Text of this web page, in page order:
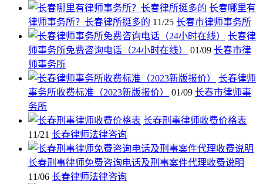
长春哪里有
律师事务所？长春律所挺多的 11/25 长春市律师事务所
长春律
师事务所免费咨询电话（24小时在线）
01/09 长春市律
师事务所
长春律师
事务所收费标准（2023新版报价）
01/09 长春市律师事
务所
长春刑事律师收费价格表
11/21 长春律师法律咨询
长春刑事律师免费咨询电话及刑事案件代理收费说明
11/06 长春律师法律咨询